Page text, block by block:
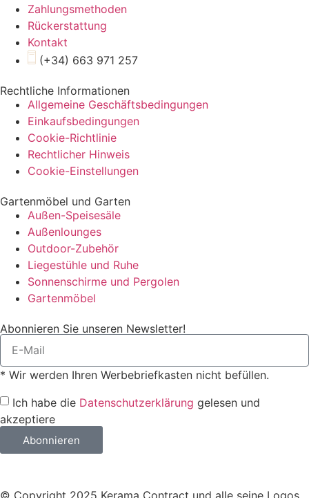
Zahlungsmethoden
Rückerstattung
Kontakt
(+34) 663 971 257
Rechtliche Informationen
Allgemeine Geschäftsbedingungen
Einkaufsbedingungen
Cookie-Richtlinie
Rechtlicher Hinweis
Cookie-Einstellungen
Gartenmöbel und Garten
Außen-Speisesäle
Außenlounges
Outdoor-Zubehör
Liegestühle und Ruhe
Sonnenschirme und Pergolen
Gartenmöbel
Abonnieren Sie unseren Newsletter!
* Wir werden Ihren Werbebriefkasten nicht befüllen.
Ich habe die Datenschutzerklärung gelesen und
akzeptiere
Abonnieren